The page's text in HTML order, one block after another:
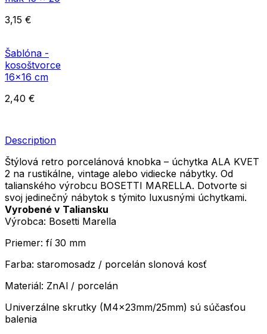
3,15 €
Šablóna -
kosoštvorce
16x16 cm
2,40 €
Description
Štýlová retro porcelánová knobka – úchytka ALA KVET
2 na rustikálne, vintage alebo vidiecke nábytky. Od
talianského výrobcu BOSETTI MARELLA. Dotvorte si
svoj jedinečný nábytok s týmito luxusnými úchytkami.
Vyrobené v Taliansku
Výrobca: Bosetti Marella
Priemer: fí 30 mm
Farba: staromosadz / porcelán slonová kosť
Materiál: ZnAl / porcelán
Univerzálne skrutky (M4x23mm/25mm) sú súčasťou
balenia